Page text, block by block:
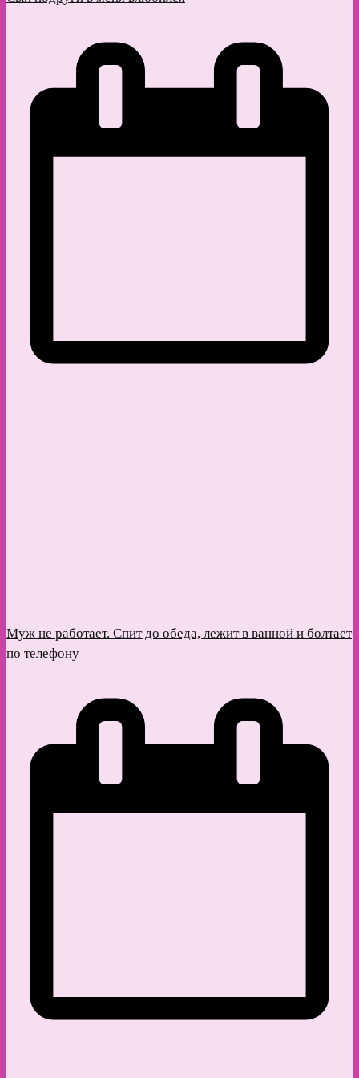
Муж не работает. Спит до обеда, лежит в ванной и болтает
по телефону